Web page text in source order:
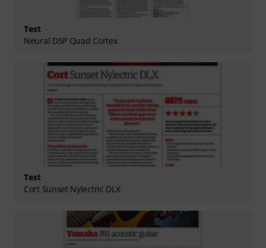
Test
Neural DSP Quad Cortex
Test
Cort Sunset Nylectric DLX